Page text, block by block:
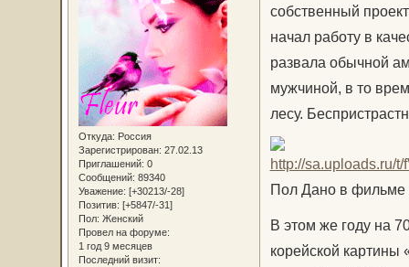
Откуда: Россия
Зарегистрирован: 27.02.13
Приглашений: 0
Сообщений: 89340
Уважение: [+30213/-28]
Позитив: [+5847/-31]
Пол: Женский
Провел на форуме:
1 год 9 месяцев
Последний визит:
собственный
начал работу в
развала обычной
мужчиной, в то
лесу.
Пол Дано в фильме
В этом же году на
корейской картины